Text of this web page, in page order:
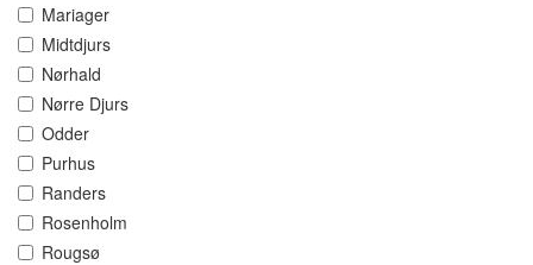
Mariager
Midtdjurs
Nørhald
Nørre Djurs
Odder
Purhus
Randers
Rosenholm
Rougsø